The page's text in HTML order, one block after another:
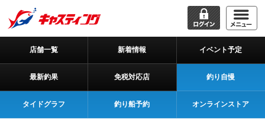
店舗一覧 新着情報 イベント予定
最新釣果 免税対応店 釣り自慢
タイドグラフ 釣り船予約 オンラインストア